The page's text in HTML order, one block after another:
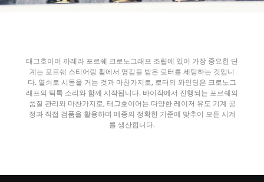
태그호이어 까레라 포르쉐 크로노그래프 조립에 있어 가장 중요한 단
계는 포르쉐 스티어링 휠에서 영감을 받은 로터를 세팅하는 것입니
다. 열쇠로 시동을 거는 것과 마찬가지로, 로터의 와인딩은 크로노그
래프의 틱톡 소리와 함께 시작됩니다. 바이작에서 진행되는 포르쉐의
품질 관리와 마찬가지로, 태그호이어는 다양한 레이저 유도 기계 공
정과 직접 검품을 활용하며 메종의 정확한 기준에 맞추어 모든 시계
를 생산합니다.